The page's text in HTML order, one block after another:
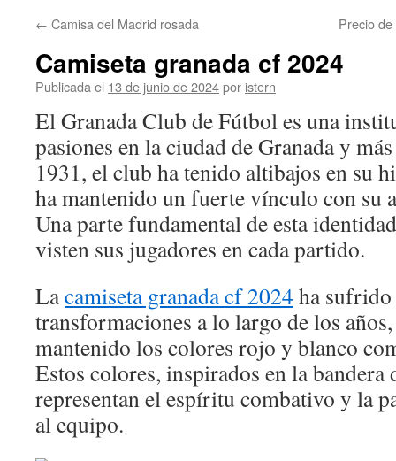
contenido
← Camisa del Madrid rosada Precio
Camiseta granada cf 2024
Publicada el 13 de junio de 2024por istern
El Granada Club de Fútbol es una
pasiones en la ciudad de Granada y
1931, el club ha tenido altibajos en su
ha mantenido un fuerte vínculo con su
Una parte fundamental de esta
visten sus jugadores en cada partido.
Lacamiseta granada cf 2024 ha sufrido
transformaciones a lo largo de los
mantenido los colores rojo y blanco
Estos colores, inspirados en la bandera
representan el espíritu combativo y la
al equipo.